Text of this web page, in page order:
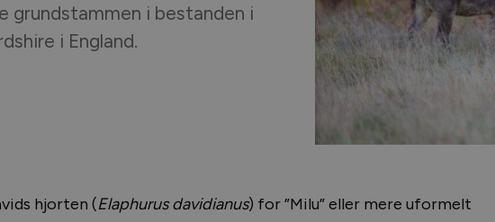
grundstammen i bestanden i
i England.
hjorten (Elaphurus davidianus) for ”Milu” eller mere uformelt